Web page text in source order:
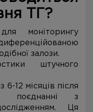
ТГ?
моніторингу
залози.
штучного
6-12 місяців після
у поєднанні з
Ця